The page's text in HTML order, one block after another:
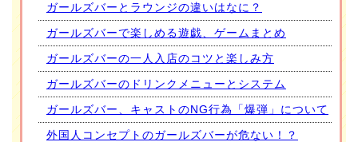
ガールズバーとラウンジの違いはなに？
ガールズバーで楽しめる遊戯、ゲームまとめ
ガールズバーの一人入店のコツと楽しみ方
ガールズバーのドリンクメニューとシステム
ガールズバー、キャストのNG行為「爆弾」について
外国人コンセプトのガールズバーが危ない！？